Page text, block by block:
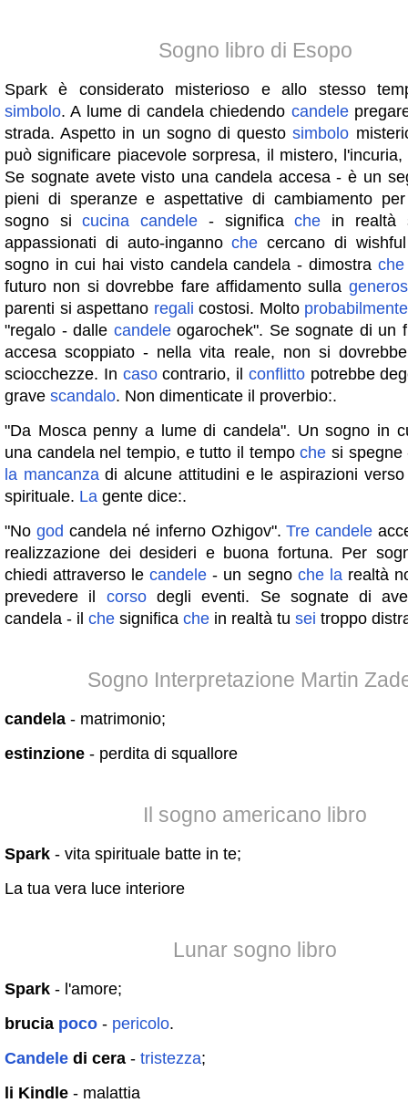
Sogno libro di Esopo
Spark è considerato misterioso e allo stesso
simbolo. A lume di candela chiedendo candele
strada. Aspetto in un sogno di questosimbolo
può significare piacevole sorpresa, il mistero, l'incuria,
Se sognate avete visto una candela accesa - è un
pieni di speranze e aspettative di cambiamento
sogno sicucina candele - significache in
appassionati di auto-ingannoche cercano di
sogno in cui hai visto candela candela - dimostrache
futuro non si dovrebbe fare affidamento sulla
parenti si aspettano regali costosi. Molto probabilmente
"regalo - dalle candeleogarochek". Se sognate di un
accesa scoppiato - nella vita reale, non si
sciocchezze. In casocontrario, il conflittopotrebbe
grave scandalo. Non dimenticate il proverbio:.
"Da Mosca penny a lume di candela". Un sogno in
una candela nel tempio, e tutto il tempoche si spegne
la mancanzadi alcune attitudini e le aspirazioni
spirituale. La gente dice:.
"No god candela né inferno Ozhigov".Tre candele
realizzazione dei desideri e buona fortuna. Per
chiedi attraverso lecandele - un segno che larealtà
prevedere il corsodegli eventi. Se sognate di
candela - il che significa che in realtà tu sei troppo
Sogno Interpretazione Martin
candela - matrimonio;
estinzione - perdita di squallore
Il sogno americano libro
Spark - vita spirituale batte in te;
La tua vera luce interiore
Lunar sogno libro
Spark - l'amore;
brucia poco - pericolo.
Candele di cera - tristezza;
li Kindle - malattia